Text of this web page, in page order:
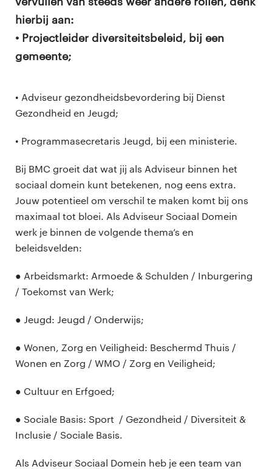
hierbij aan:
• Projectleider diversiteitsbeleid, bij een
gemeente;
• Adviseur gezondheidsbevordering bij Dienst
Gezondheid en Jeugd;
• Programmasecretaris Jeugd, bij een ministerie.
Bij BMC groeit dat wat jij als Adviseur binnen het
sociaal domein kunt betekenen, nog eens extra.
Jouw potentieel om verschil te maken komt bij ons
maximaal tot bloei. Als Adviseur Sociaal Domein
werk je binnen de volgende thema’s en
beleidsvelden:
● Arbeidsmarkt: Armoede & Schulden / Inburgering
/ Toekomst van Werk;
● Jeugd: Jeugd / Onderwijs;
● Wonen, Zorg en Veiligheid: Beschermd Thuis /
Wonen en Zorg / WMO / Zorg en Veiligheid;
● Cultuur en Erfgoed;
● Sociale Basis: Sport / Gezondheid / Diversiteit &
Inclusie / Sociale Basis.
Als Adviseur Sociaal Domein heb je een team van